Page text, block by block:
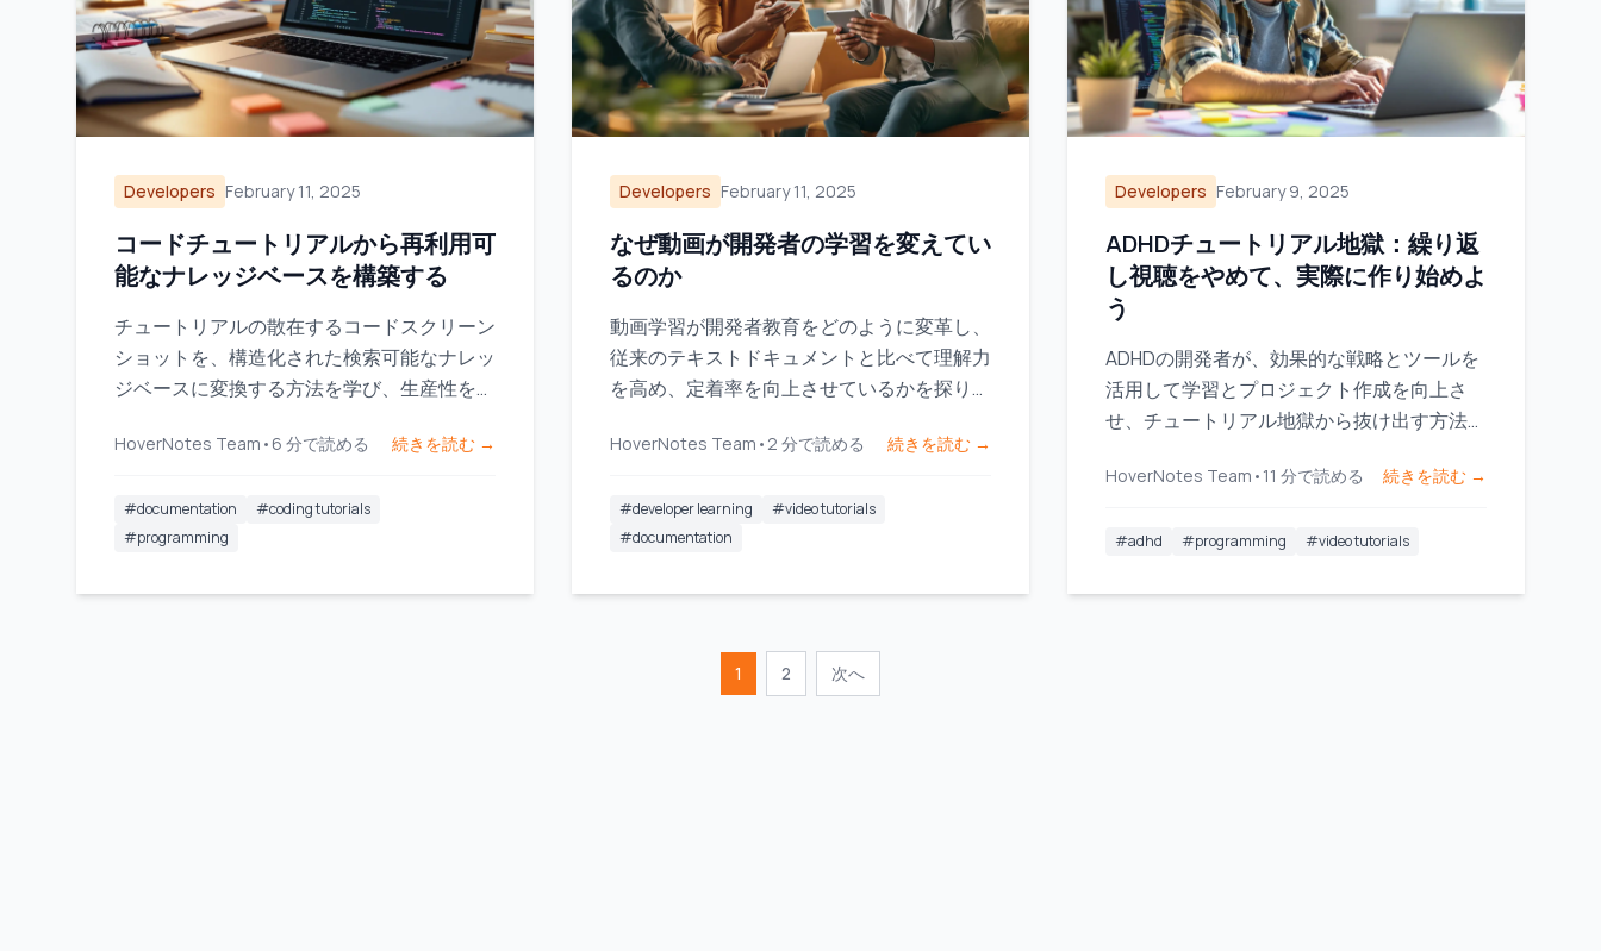
Developers February 11, 2025
コードチュートリアルから再利用可
能なナレッジベースを構築する
チュートリアルの散在するコードスクリーン
ショットを、構造化された検索可能なナレッ
ジベースに変換する方法を学び、生産性を高
HoverNotes Team • 6 分で読める 続きを読む →
#documentation #coding tutorials
#programming
Developers February 11, 2025
なぜ動画が開発者の学習を変えてい
るのか
動画学習が開発者教育をどのように変革し、
従来のテキストドキュメントと比べて理解力
を高め、定着率を向上させているかを探りま
HoverNotes Team • 2 分で読める 続きを読む →
#developer learning #video tutorials
#documentation
Developers February 9, 2025
ADHDチュートリアル地獄：繰り返
し視聴をやめて、実際に作り始めよ
う
ADHDの開発者が、効果的な戦略とツールを
活用して学習とプロジェクト作成を向上さ
せ、チュートリアル地獄から抜け出す方法を
HoverNotes Team • 11 分で読める 続きを読む →
#adhd #programming #video tutorials
1 2 次へ